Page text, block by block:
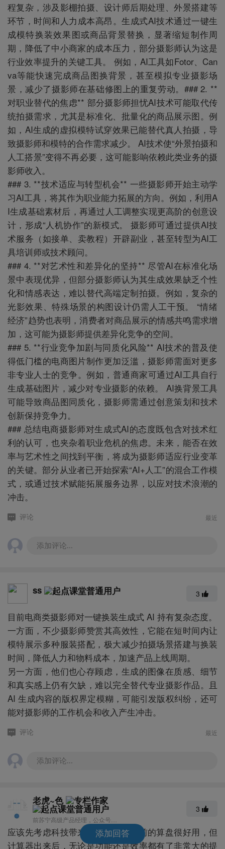
程复杂，涉及影棚拍摄、设计师后期处理、外景搭建等
环节，时间和人力成本高昂。生成式AI技术通过一键生
成模特换装效果图或商品背景替换，显著缩短制作周
期，降低了中小商家的成本压力，部分摄影师认为这是
行业效率提升的关键工具。 例如，AI工具如Fotor、Can
va等能快速完成商品图换背景，甚至模拟专业摄影场
景，减少了摄影师在基础修图上的重复劳动。### 2. **
对职业替代的焦虑** 部分摄影师担忧AI技术可能取代传
统拍摄需求，尤其是标准化、批量化的商品展示图。例
如，AI生成的虚拟模特试穿效果已能替代真人拍摄，导
致摄影师和模特的合作需求减少。 AI技术使“外景拍摄和
人工搭景”变得不再必要，这可能影响依赖此类业务的摄
影师收入。
### 3. **技术适应与转型机会** 一些摄影师开始主动学
习AI工具，将其作为职业能力拓展的方向。例如，利用A
I生成基础素材后，再通过人工调整实现更高阶的创意设
计，形成“人机协作”的新模式。 摄影师可通过提供AI技
术服务（如接单、卖教程）开辟副业，甚至转型为AI工
具培训师或技术顾问。
### 4. **对艺术性和差异化的坚持** 尽管AI在标准化场
景中表现优异，但部分摄影师认为其生成效果缺乏个性
化和情感表达，难以替代高端定制拍摄。例如，复杂的
光影效果、特殊场景的构图设计仍需人工干预。 “情绪
经济”趋势也表明，消费者对商品展示的情感共鸣需求增
加，这可能为摄影师提供差异化竞争的空间。
### 5. **行业竞争加剧与同质化风险** AI技术的普及使
得低门槛的电商图片制作更加泛滥，摄影师需面对更多
非专业人士的竞争。例如，普通商家可通过AI工具自行
生成基础图片，减少对专业摄影的依赖。 AI换背景工具
可能导致商品图同质化，摄影师需通过创意策划和技术
创新保持竞争力。
### 总结电商摄影师对生成式AI的态度既包含对技术红
利的认可，也夹杂着职业危机的焦虑。未来，能否在效
率与艺术性之间找到平衡，将成为摄影师适应行业变革
的关键。部分从业者已开始探索“AI+人工”的混合工作模
式，或通过技术赋能拓展服务边界，以应对技术浪潮的
冲击。
评论 最近
添加评论...
ss 3
目前电商类摄影师对一键换装生成式 AI 持有复杂态度。
一方面，不少摄影师赞赏其高效性，它能在短时间内让
模特展示多种服装搭配，极大减少拍摄场景搭建与换装
时间，降低人力和物料成本，加速产品上线周期。
另一方面，他们也心存顾虑，生成的图像在质感、细节
和真实感上仍有欠缺，难以完全替代专业摄影作品。且
AI 生成内容的版权界定模糊，可能引发版权纠纷，还可
能对摄影师的工作机会和收入产生冲击。
评论 最近
添加评论...
老虎~色
前苏宁高级产品经理，公众号产品经理有话说
3
应该先考虑科技带来进步，就像之前的算盘很好用，但
计算器出来后，无论是功能还是效率都有了非常大的提
添加回答